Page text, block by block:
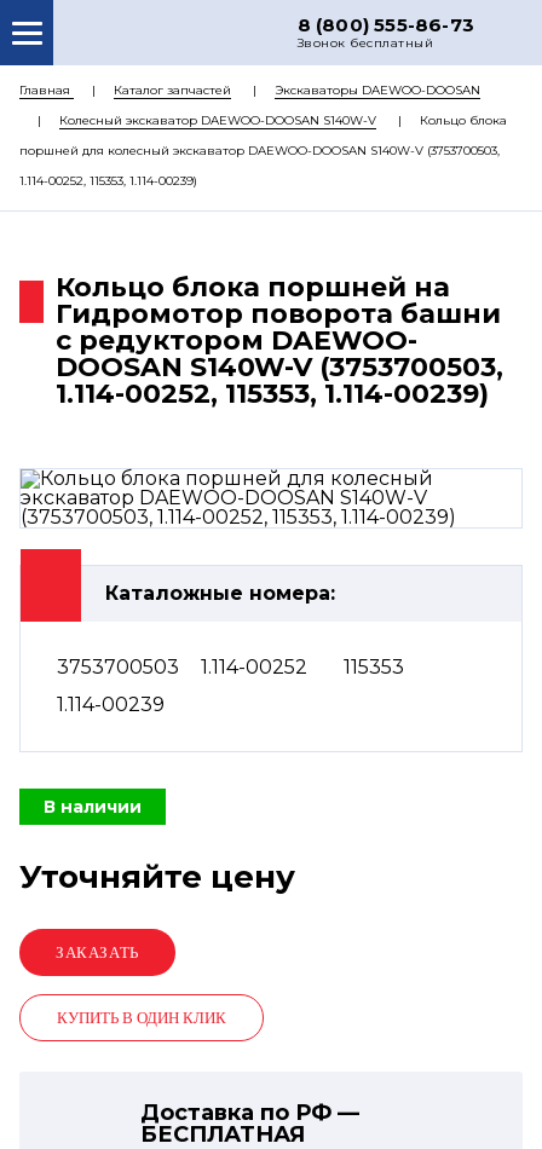
8 (800) 555-86-73
Звонок бесплатный
О НАС
КАТАЛОГ ЗАПЧАСТЕЙ
КОНТАКТЫ
Главная Каталог запчастей
Экскаваторы DAEWOO-DOOSAN
Колесный экскаватор DAEWOO-DOOSAN S140W-V
Кольцо блока
поршней для колесный экскаватор DAEWOO-DOOSAN S140W-V (3753700503,
1.114-00252, 115353, 1.114-00239)
Кольцо блока поршней на
Гидромотор поворота башни
с редуктором DAEWOO-
DOOSAN S140W-V (3753700503,
1.114-00252, 115353, 1.114-00239)
Каталожные номера:
3753700503 1.114-00252
115353
1.114-00239
В наличии
Уточняйте цену
КУПИТЬ В ОДИН КЛИК
Доставка по РФ —
БЕСПЛАТНАЯ